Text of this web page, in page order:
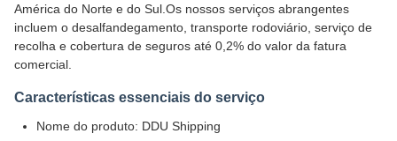
América do Norte e do Sul.Os nossos serviços abrangentes
incluem o desalfandegamento, transporte rodoviário, serviço de
recolha e cobertura de seguros até 0,2% do valor da fatura
comercial.
Características essenciais do serviço
Nome do produto: DDU Shipping